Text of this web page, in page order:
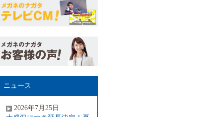
ニュース
2026年7月25日